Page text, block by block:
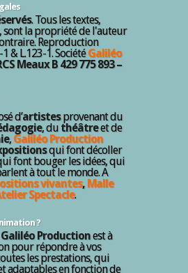
. Tous les textes,
sont la propriété de l'auteur
Reproduction
& L.123-1. SociétéGaliléo
Meaux B 429 775 893 –
d’artistesprovenant du
, du théâtreet de
, Galiléo Production
qui font décoller
font bouger les idées, qui
à tout le monde. A
vivantes, Malle
Spectacle.
?
Galiléo Productionest à
pour répondre à vos
les prestations, qui
adaptables en fonction de